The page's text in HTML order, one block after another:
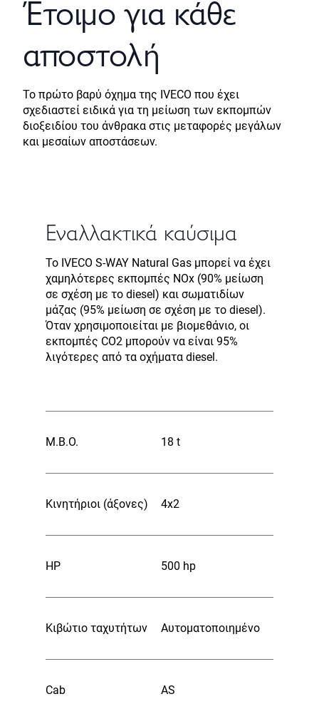
Έτοιμο για κάθε
αποστολή
Το πρώτο βαρύ όχημα της IVECO που έχει
σχεδιαστεί ειδικά για τη μείωση των εκπομπών
διοξειδίου του άνθρακα στις μεταφορές μεγάλων
και μεσαίων αποστάσεων.
Εναλλακτικά καύσιμα
Το IVECO S-WAY Natural Gas μπορεί να έχει
χαμηλότερες εκπομπές NOx (90% μείωση
σε σχέση με το diesel) και σωματιδίων
μάζας (95% μείωση σε σχέση με το diesel).
Όταν χρησιμοποιείται με βιομεθάνιο, οι
εκπομπές CO2 μπορούν να είναι 95%
λιγότερες από τα οχήματα diesel.
Μ.Β.Ο. 18 t
Κινητήριοι (άξονες) 4x2
HP 500 hp
Κιβώτιο ταχυτήτων Αυτοματοποιημένο
Cab AS